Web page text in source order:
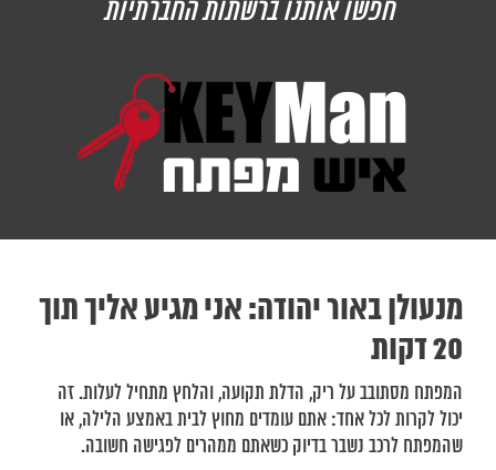
חפשו אותנו ברשתות החברתיות
מנעולן באור יהודה: אני מגיע אליך תוך
20 דקות
המפתח מסתובב על ריק, הדלת תקועה, והלחץ מתחיל לעלות. זה
יכול לקרות לכל אחד: אתם עומדים מחוץ לבית באמצע הלילה, או
שהמפתח לרכב נשבר בדיוק כשאתם ממהרים לפגישה חשובה.